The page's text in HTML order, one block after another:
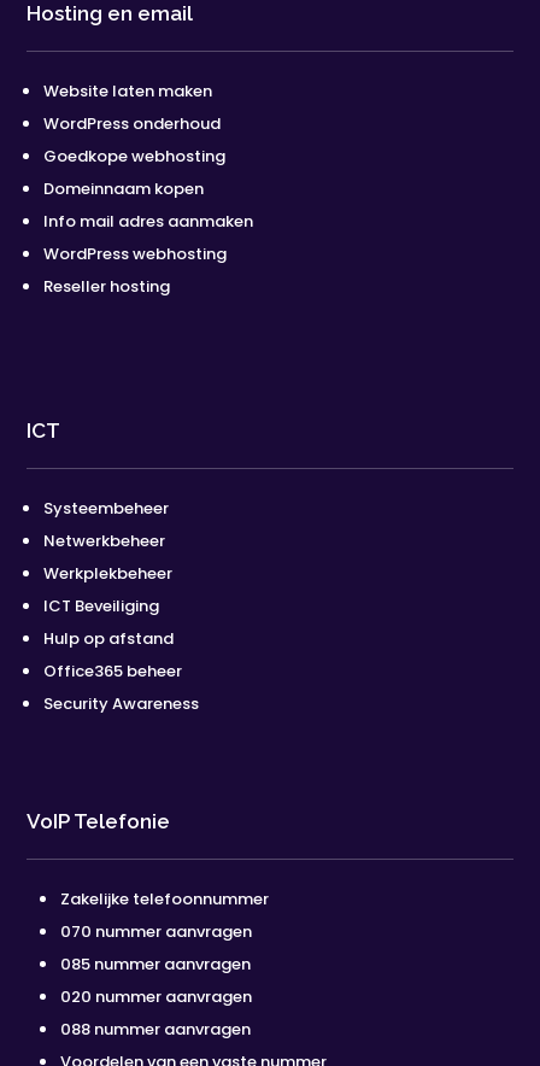
Hosting en email
Website laten maken
WordPress onderhoud
Goedkope webhosting
Domeinnaam kopen
Info mail adres aanmaken
WordPress webhosting
Reseller hosting
ICT
Systeembeheer
Netwerkbeheer
Werkplekbeheer
ICT Beveiliging
Hulp op afstand
Office365 beheer
Security Awareness
VoIP Telefonie
Zakelijke telefoonnummer
070 nummer aanvragen
085 nummer aanvragen
020 nummer aanvragen
088 nummer aanvragen